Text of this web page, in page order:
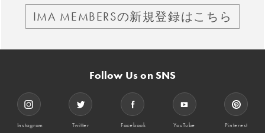
IMA MEMBERSの新規登録はこちら
Follow Us on SNS
Instagram Twitter Facebook YouTube Pinterest